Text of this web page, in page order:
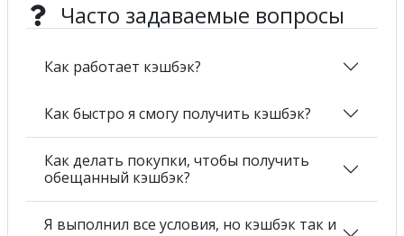
Часто задаваемые вопросы
Как работает кэшбэк?
Как быстро я смогу получить кэшбэк?
Как делать покупки, чтобы получить
обещанный кэшбэк?
Я выполнил все условия, но кэшбэк так и